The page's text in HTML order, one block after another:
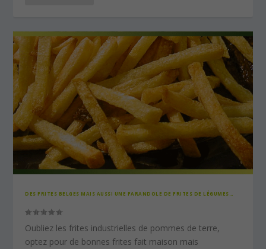
DES FRITES BELGES MAIS AUSSI UNE FARANDOLE DE FRITES DE LÉGUMES…
Oubliez les frites industrielles de pommes de terre,
optez pour de bonnes frites fait maison mais